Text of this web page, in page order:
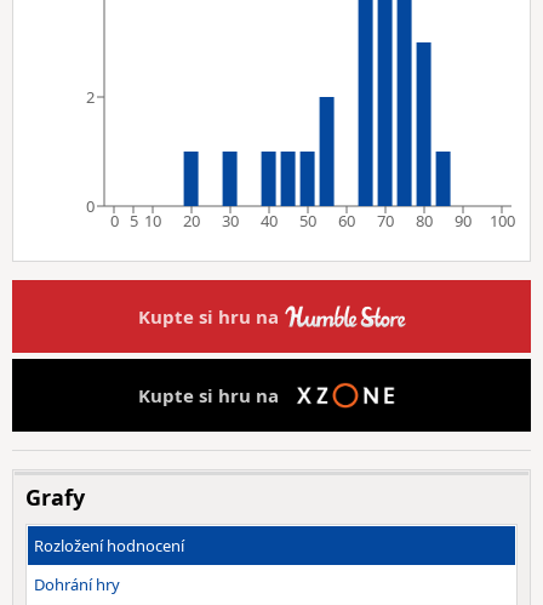
0 5 10 20 30 40 50 60 70 80 90 100
0
2
Kupte si hru na
Kupte si hru na
Grafy
Rozložení hodnocení
Dohrání hry